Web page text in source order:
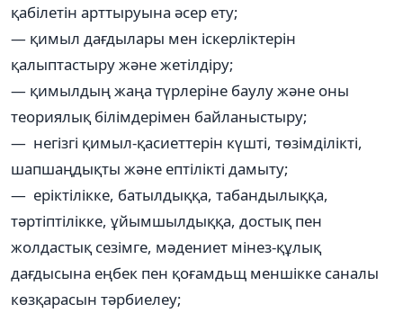
қабілетін арттыруына әсер ету;
— қимыл дағдылары мен іскерліктерін
қалыптастыру және жетілдіру;
— қимылдың жаңа түрлеріне баулу және оны
теориялық білімдерімен байланыстыру;
— негізгі қимыл-қасиеттерін күшті, төзімділікті,
шапшаңдықты және ептілікті дамыту;
— еріктілікке, батылдыққа, табандылыққа,
тәртіптілікке, ұйымшылдыққа, достық пен
жолдастық сезімге, мәдениет мінез-құлық
дағдысына еңбек пен қоғамдьщ меншікке саналы
көзқарасын тәрбиелеу;